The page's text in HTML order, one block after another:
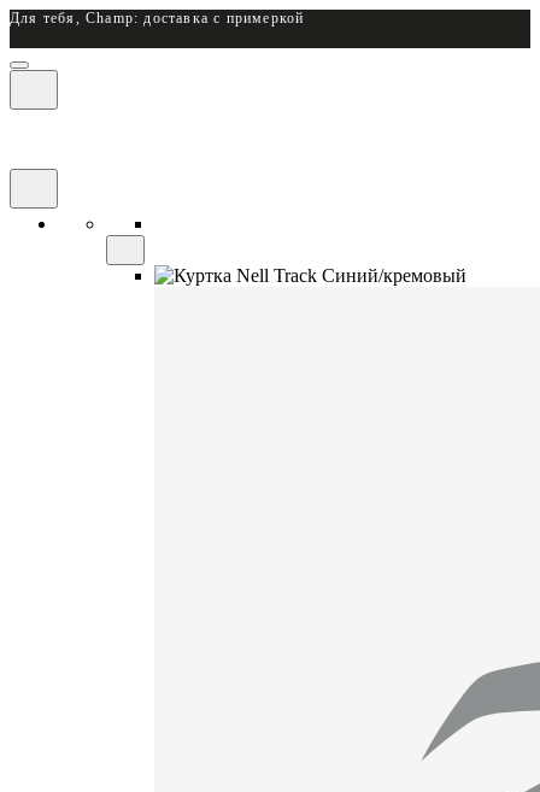
Для тебя, Champ: доставка с примеркой